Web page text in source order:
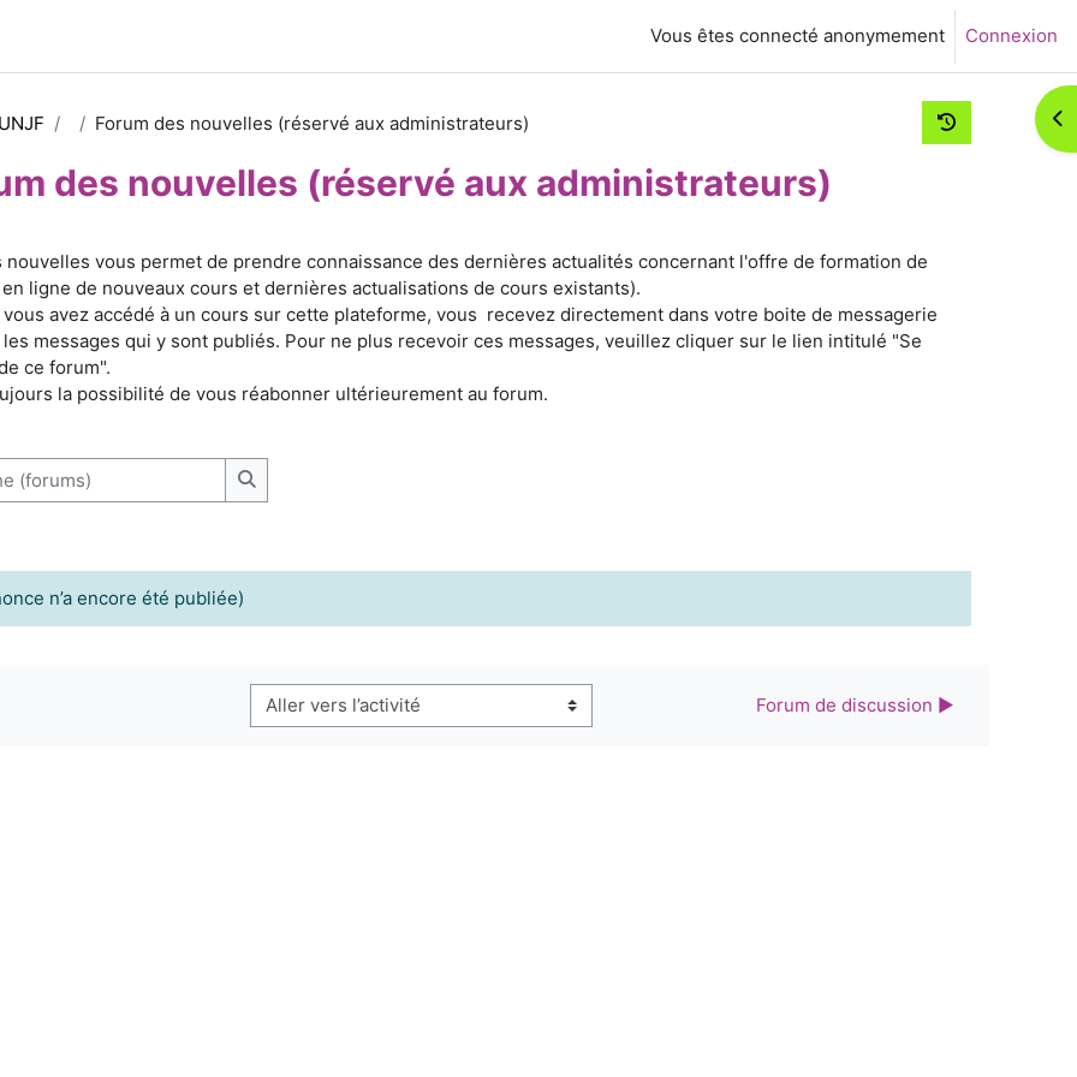
Vous êtes connecté anonymement Connexion
Forum des nouvelles (réservé aux administrateurs)
des nouvelles (réservé aux administrateurs)
nouvelles vous permet de prendre connaissance des dernières actualités concernant l'offre de formation de
ligne de nouveaux cours et dernières actualisations de cours existants).
avez accédé à un cours sur cette plateforme, vous recevez directement dans votre boite de messagerie
messages qui y sont publiés. Pour ne plus recevoir ces messages, veuillez cliquer sur le lien intitulé "Se
ce forum".
la possibilité de vous réabonner ultérieurement au forum.
Recherche (forums)
n’a encore été publiée)
Aller vers l’activité Forum de discussion ▶︎